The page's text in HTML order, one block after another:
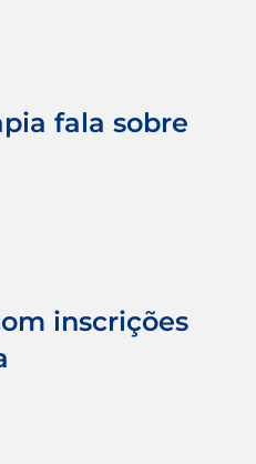
fala sobre
inscrições